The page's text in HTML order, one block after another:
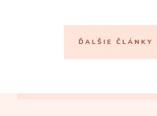
ĎALŠIE ČLÁNKY